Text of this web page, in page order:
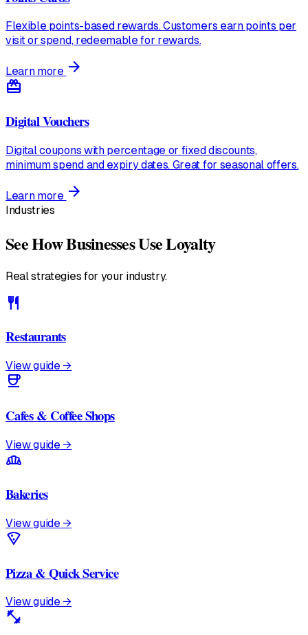
Flexible points-based rewards. Customers earn points per
visit or spend, redeemable for rewards.
Learn more arrow_forward
redeem
Digital Vouchers
Digital coupons with percentage or fixed discounts,
minimum spend and expiry dates. Great for seasonal offers.
Learn more arrow_forward
Industries
See How Businesses Use Loyalty
Real strategies for your industry.
restaurant
Restaurants
View guide →
coffee
Cafes & Coffee Shops
View guide →
bakery_dining
Bakeries
View guide →
local_pizza
Pizza & Quick Service
View guide →
fitness_center